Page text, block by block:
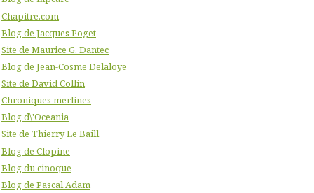
Chapitre.com
Blog de Jacques Poget
Site de Maurice G. Dantec
Blog de Jean-Cosme Delaloye
Site de David Collin
Chroniques merlines
Blog d\'Oceania
Site de Thierry Le Baill
Blog de Clopine
Blog du cinoque
Blog de Pascal Adam